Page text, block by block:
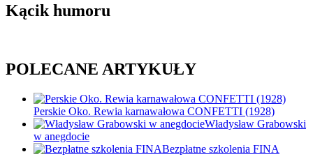
Kącik humoru
POLECANE ARTYKUŁY
Perskie Oko. Rewia karnawałowa CONFETTI (1928)
Władysław Grabowski
w anegdocie
Bezpłatne szkolenia FINA